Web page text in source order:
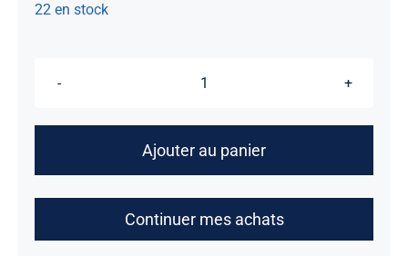
22 en stock
Lieux
des
deux
Ajouter au panier
Continuer mes achats